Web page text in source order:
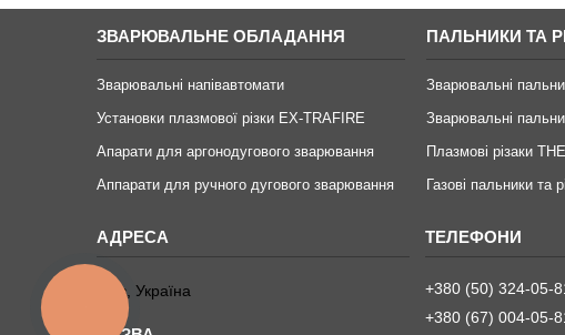
ЗВАРЮВАЛЬНЕ ОБЛАДАННЯ
Зварювальні напівавтомати
Установки плазмової різки EX-TRAFIRE
Апарати для аргонодугового зварювання
Аппарати для ручного дугового зварювання
ПАЛЬНИКИ ТА
Зварювальні
Зварювальні
Плазмові різаки
Газові пальники та
Київ, Україна
+380 (50) 324-05-
+380 (67) 004-05-